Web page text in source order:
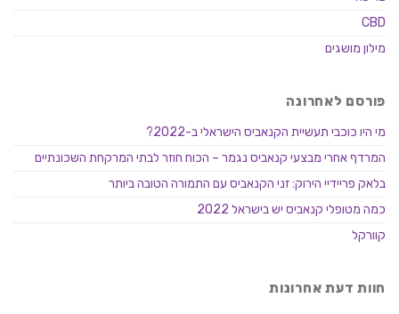
CBD
מילון מושגים
פורסם לאחרונה
מי היו כוכבי תעשיית הקנאביס הישראלי ב-2022?
המרדף אחרי מבצעי קנאביס נגמר – הכוח חוזר לבתי המרקחת השכונתיים
בלאק פריידיי הירוק: זני הקנאביס עם התמורה הטובה ביותר
כמה מטופלי קנאביס יש בישראל 2022
קוורקל
חוות דעת אחרונות